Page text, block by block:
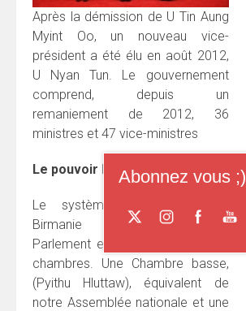
Après la démission de U Tin Aung
Myint Oo, un nouveau vice-
président a été élu en août 2012,
U Nyan Tun. Le gouvernement
comprend, depuis un
remaniement de 2012, 36
ministres et 47 vice-ministres
Le pouvoir législatif
Le système législatif de la
Birmanie est bicaméral, le
Parlement est composé de deux
chambres. Une Chambre basse,
(Pyithu Hluttaw), équivalent de
notre Assemblée nationale et une
Abonnez vous ;)